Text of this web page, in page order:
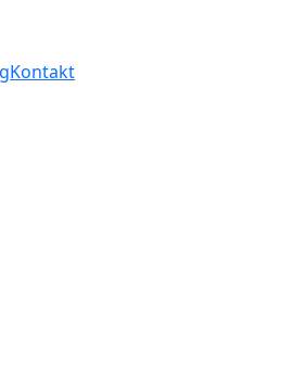
Kontakt